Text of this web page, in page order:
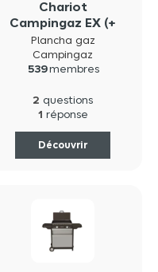
Chariot
Campingaz EX (+
Housse)
Plancha gaz
Campingaz
539membres
2 questions
1 réponse
Découvrir